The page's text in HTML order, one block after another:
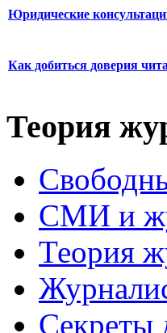
Юридические
Как добиться доверия
Теория
СМИ и
Теория
Секреты